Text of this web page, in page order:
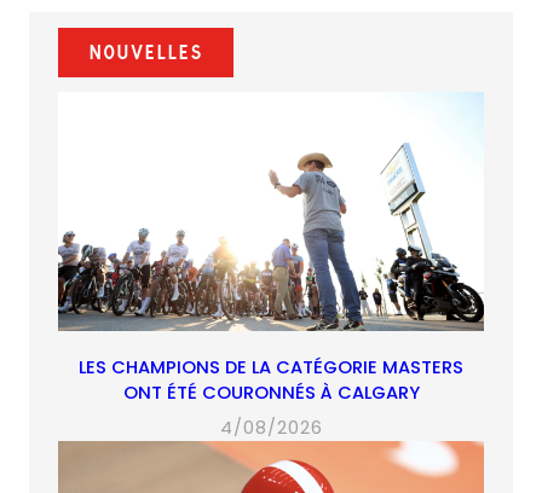
new
tab)
new
tab)
Nouvelles
LES CHAMPIONS DE LA CATÉGORIE MASTERS
ONT ÉTÉ COURONNÉS À CALGARY
4/08/2026